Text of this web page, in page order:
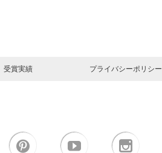
受賞実績 プライバシーポリシー